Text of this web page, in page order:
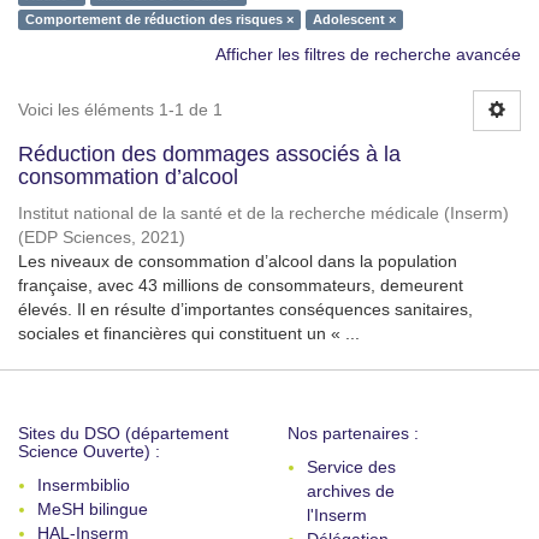
Comportement de réduction des risques ×
Adolescent ×
Afficher les filtres de recherche avancée
Voici les éléments 1-1 de 1
Réduction des dommages associés à la
consommation d’alcool
Institut national de la santé et de la recherche médicale (Inserm)
(EDP Sciences, 2021)
Les niveaux de consommation d’alcool dans la population
française, avec 43 millions de consommateurs, demeurent
élevés. Il en résulte d’importantes conséquences sanitaires,
sociales et financières qui constituent un « ...
Sites du DSO (département
Science Ouverte) :
Insermbiblio
MeSH bilingue
HAL-Inserm
Nos partenaires :
Service des
archives de
l'Inserm